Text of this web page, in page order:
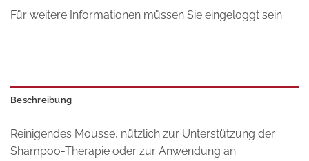
Für weitere Informationen müssen Sie eingeloggt sein
Beschreibung
Reinigendes Mousse, nützlich zur Unterstützung der
Shampoo-Therapie oder zur Anwendung an